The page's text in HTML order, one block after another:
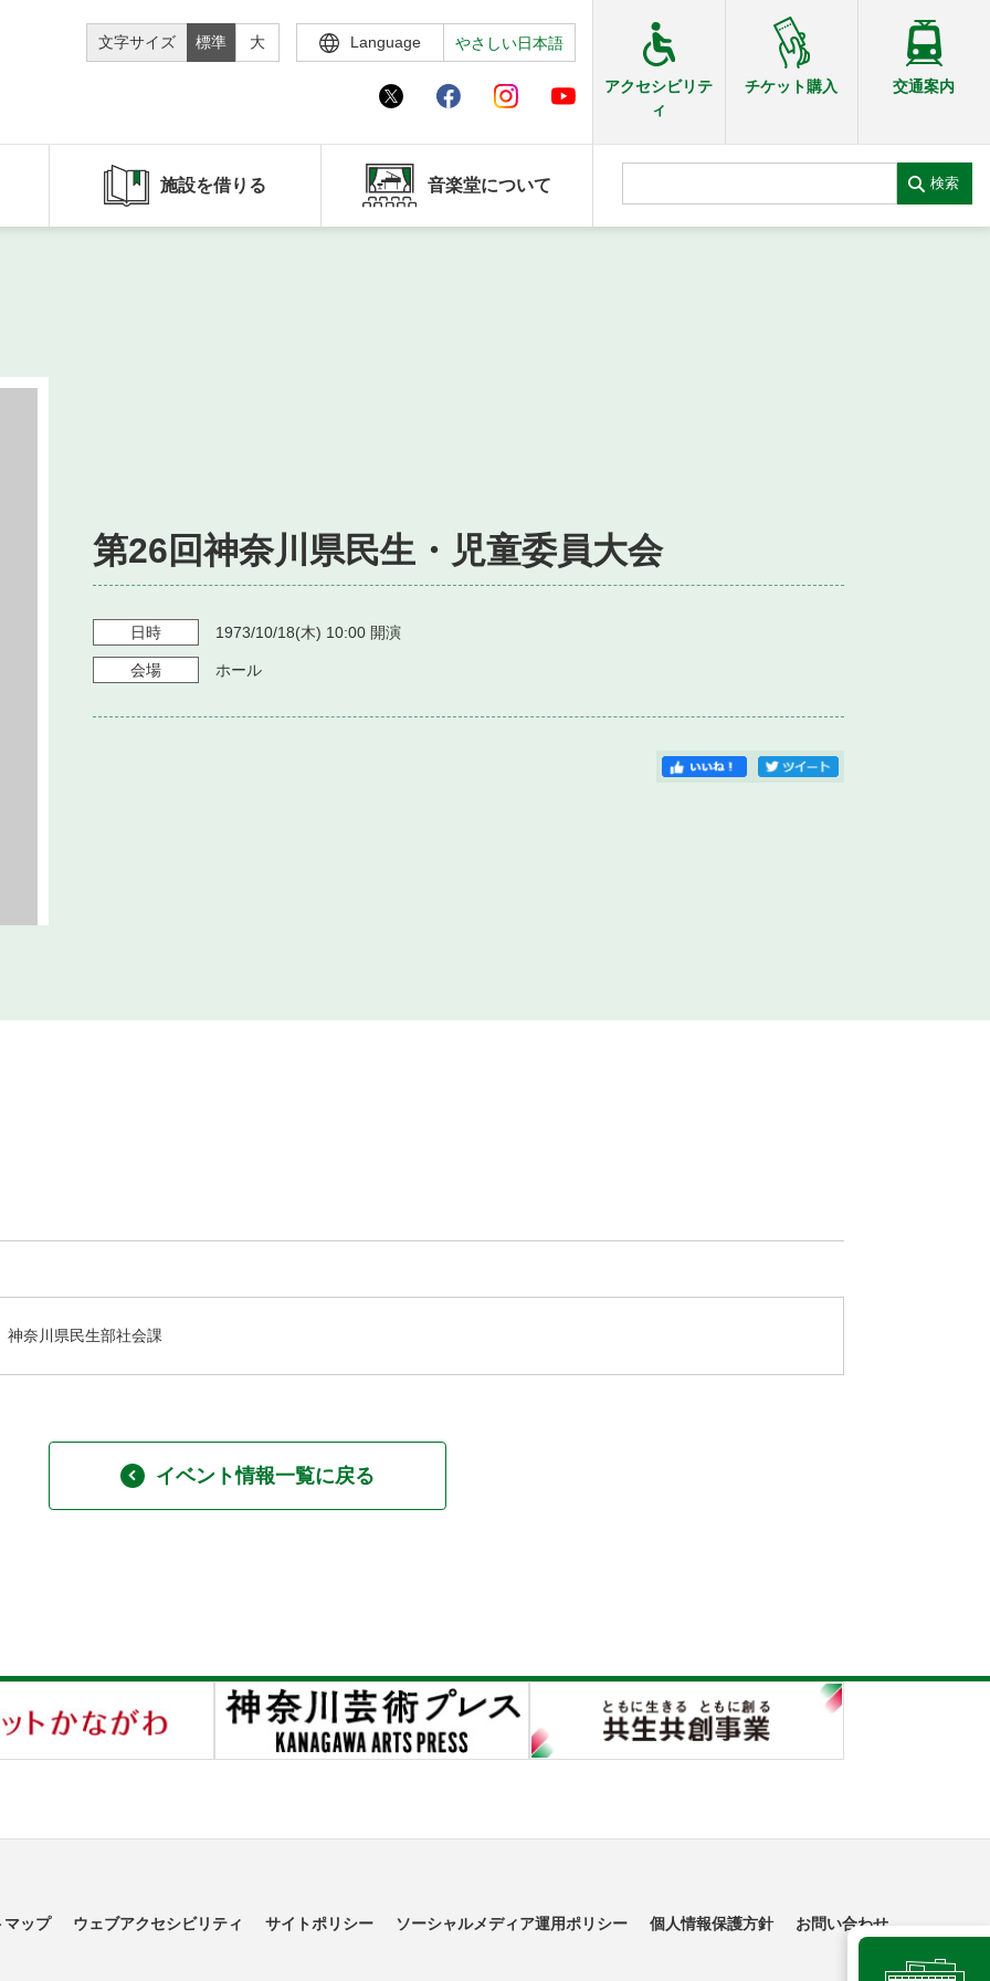
文字サイズ 標準 大 Language やさしい日本語
アクセシビリテ
ィ
チケット購入 交通案内
施設を借りる 音楽堂について 検索
第26回神奈川県民生・児童委員大会
日時 1973/10/18(木) 10:00 開演
会場 ホール
神奈川県民生部社会課
イベント情報一覧に戻る
マップ ウェブアクセシビリティ サイトポリシー ソーシャルメディア運用ポリシー 個人情報保護方針 お問い合わせ